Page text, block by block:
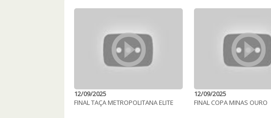
12/09/2025
FINAL TAÇA METROPOLITANA ELITE
12/09/2025
FINAL COPA MINAS OURO